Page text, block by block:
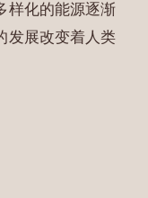
样化的能源逐渐
发展改变着人类